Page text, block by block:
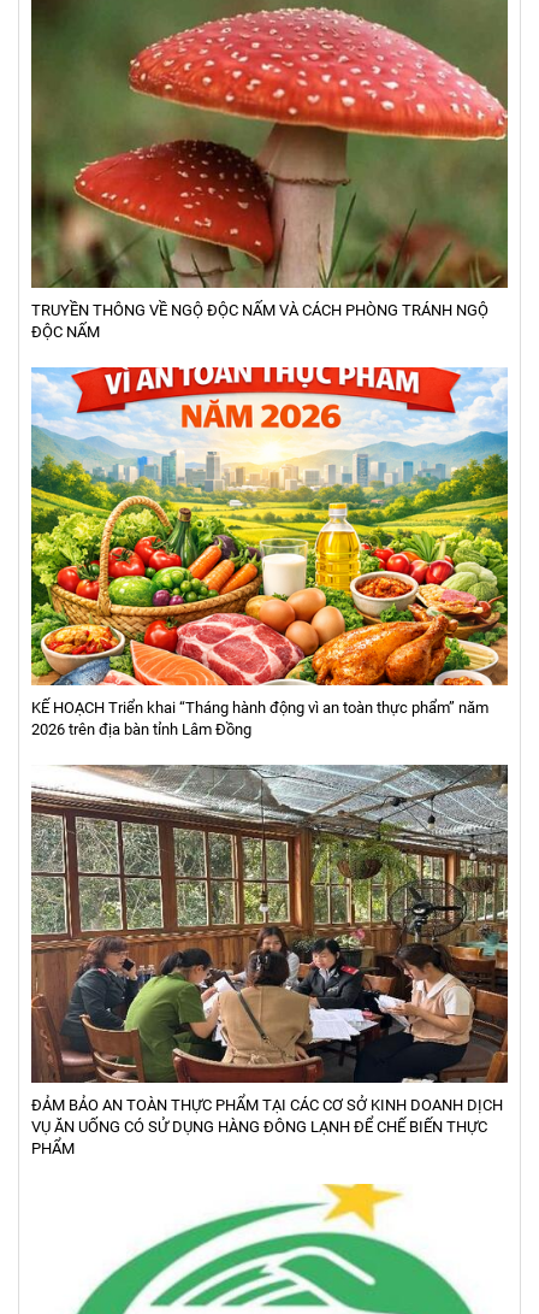
TRUYỀN THÔNG VỀ NGỘ ĐỘC NẤM VÀ CÁCH PHÒNG TRÁNH NGỘ
ĐỘC NẤM
KẾ HOẠCH Triển khai “Tháng hành động vì an toàn thực phẩm” năm
2026 trên địa bàn tỉnh Lâm Đồng
ĐẢM BẢO AN TOÀN THỰC PHẨM TẠI CÁC CƠ SỞ KINH DOANH DỊCH
VỤ ĂN UỐNG CÓ SỬ DỤNG HÀNG ĐÔNG LẠNH ĐỂ CHẾ BIẾN THỰC
PHẨM